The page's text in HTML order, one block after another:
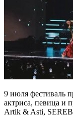
9 июля фестиваль
актриса, певица и
Artik & Asti,